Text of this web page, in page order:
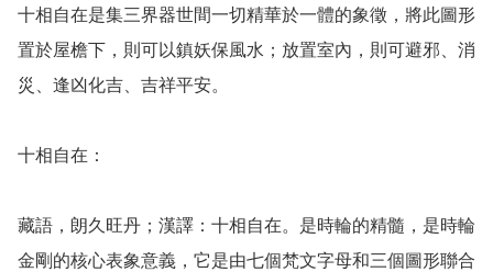
十相自在是集三界器世間一切精華於一體的象徵，將此圖形
置於屋檐下，則可以鎮妖保風水；放置室內，則可避邪、消
災、逢凶化吉、吉祥平安。
十相自在：
藏語，朗久旺丹；漢譯：十相自在。是時輪的精髓，是時輪
金剛的核心表象意義，它是由七個梵文字母和三個圖形聯合